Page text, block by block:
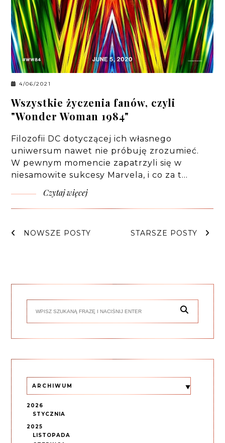
4/06/2021
Wszystkie życzenia fanów, czyli
"Wonder Woman 1984"
Filozofii DC dotyczącej ich własnego
uniwersum nawet nie próbuję zrozumieć.
W pewnym momencie zapatrzyli się w
niesamowite sukcesy Marvela, i co za t…
Czytaj więcej
NOWSZE POSTY STARSZE POSTY
ARCHIWUM
2026
STYCZNIA
2025
LISTOPADA